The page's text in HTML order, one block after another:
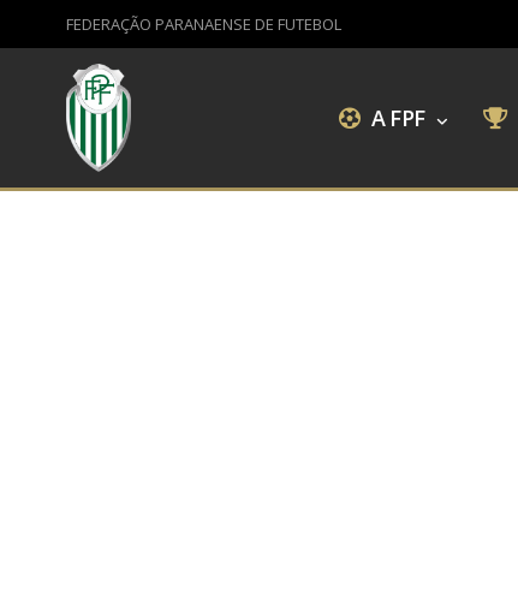
FEDERAÇÃO PARANAENSE DE FUTEBOL
A FPF